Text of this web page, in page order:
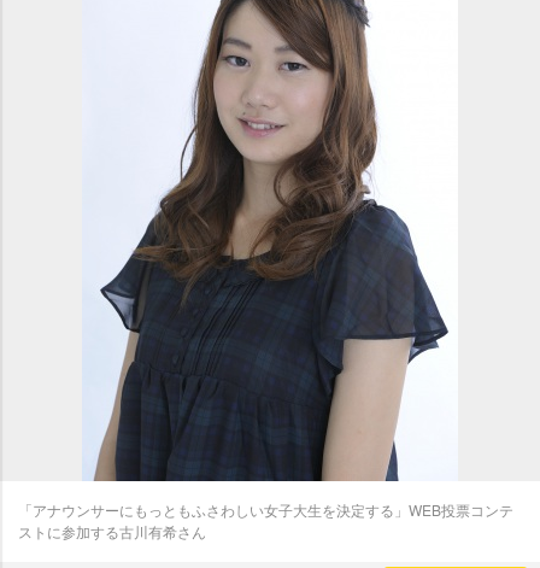
「アナウンサーにもっともふさわしい女子大生を決定する」WEB投票コンテ
ストに参加する古川有希さん